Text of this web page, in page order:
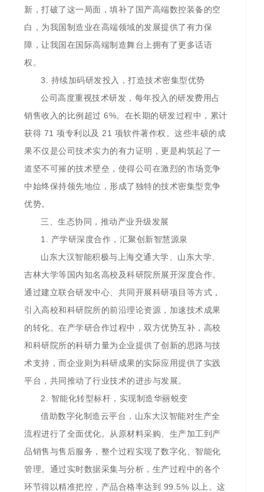
新，打破了这一局面，填补了国产高端数控装备的空
白，为我国制造业在高端领域的发展提供了有力保
障，让我国在国际高端制造舞台上拥有了更多话语
权。
3. 持续加码研发投入，打造技术密集型优势
公司高度重视技术研发，每年投入的研发费用占
销售收入的比例超过 6%。在长期的研发过程中，累计
获得 71 项专利以及 21 项软件著作权。这些丰硕的成
果不仅是公司技术实力的有力证明，更是构筑起了一
道坚不可摧的技术壁垒，使得公司在激烈的市场竞争
中始终保持领先地位，形成了独特的技术密集型竞争
优势。
三、生态协同，推动产业升级发展
1. 产学研深度合作，汇聚创新智慧源泉
山东大汉智能积极与上海交通大学、山东大学、
吉林大学等国内知名高校及科研院所展开深度合作。
通过建立联合研发中心、共同开展科研项目等方式，
引入高校和科研院所的前沿理论资源，加速技术成果
的转化。在产学研合作过程中，双方优势互补，高校
和科研院所的科研力量为企业提供了创新的思路与技
术支持，而企业则为科研成果的实际应用提供了实践
平台，共同推动了行业技术的进步与发展。
2. 智能化转型标杆，实现制造华丽蜕变
借助数字化制造云平台，山东大汉智能对生产全
流程进行了全面优化。从原材料采购、生产加工到产
品销售与售后服务，整个过程实现了数字化、智能化
管理。通过实时数据采集与分析，生产过程中的各个
环节得以精准把控，产品合格率达到 99.5% 以上。这